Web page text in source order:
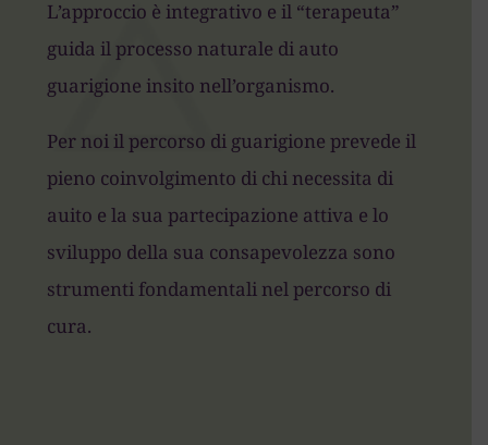
L’approccio è integrativo e il “terapeuta”
guida il processo naturale di auto
guarigione insito nell’organismo.
Per noi il percorso di guarigione prevede il
pieno coinvolgimento di chi necessita di
auito e la sua partecipazione attiva e lo
sviluppo della sua consapevolezza sono
strumenti fondamentali nel percorso di
cura.